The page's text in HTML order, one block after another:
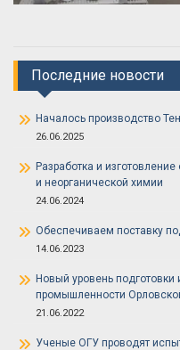
Последние новости
Началось производство
26.06.2025
Разработка и
и неорганической химии
24.06.2024
Обеспечиваем поставку
14.06.2023
Новый уровень
промышленности
21.06.2022
Ученые ОГУ проводят